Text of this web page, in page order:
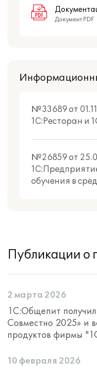
Документ PDF
№33689 от
1С:Ресторан и
№26859 от
обучения в
Публикации о
2 марта 2026
1С:Общепит
Совместно 2025» и
продуктов фирмы
10 февраля 2026